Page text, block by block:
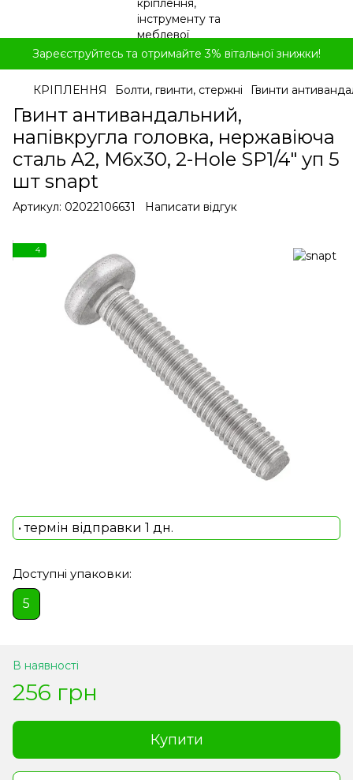
Зареєструйтесь та отримайте 3% вітальної знижки!
КРІПЛЕННЯ Болти, гвинти, стержні Гвинти
Гвинт антивандальний,
напівкругла головка, нержавіюча
сталь A2, M6x30, 2-Hole SP1/4" уп 5
шт snapt
Артикул: 02022106631 Написати відгук
4
• термін відправки 1 дн.
Доступні упаковки:
5
В наявності
256 грн
Купити